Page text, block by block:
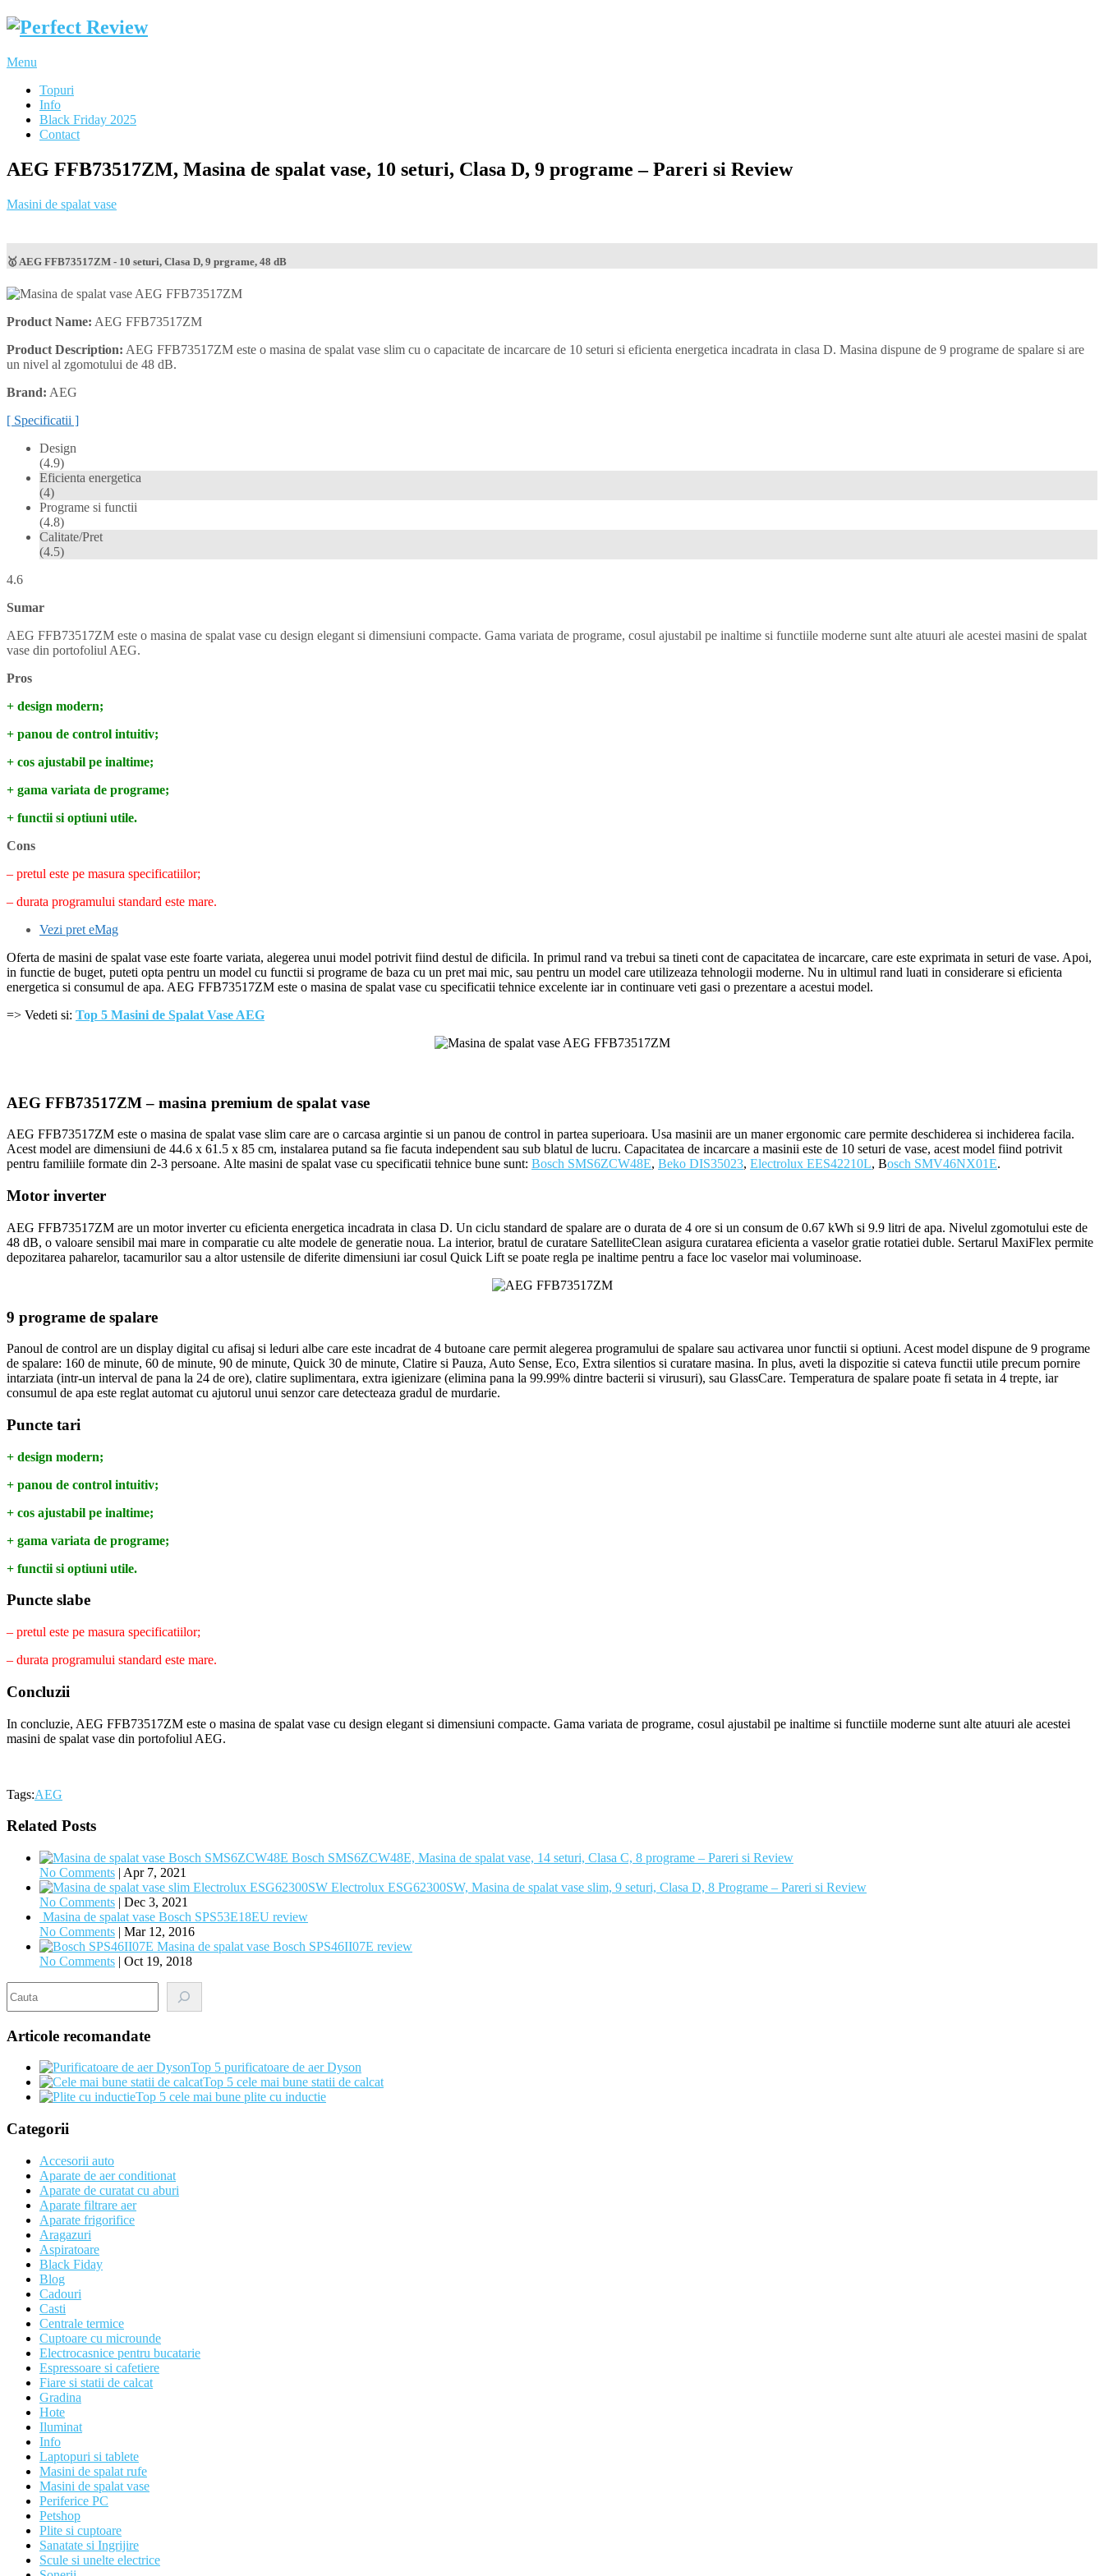
Menu
Topuri
Info
Black Friday 2025
Contact
AEG FFB73517ZM, Masina de spalat vase, 10 seturi, Clasa D, 9 programe – Pareri si Review
Masini de spalat vase
🥇 AEG FFB73517ZM - 10 seturi, Clasa D, 9 prgrame, 48 dB
Product Name: AEG FFB73517ZM
Product Description: AEG FFB73517ZM este o masina de spalat vase slim cu o capacitate de incarcare de 10 seturi si eficienta energetica incadrata in clasa D. Masina dispune de 9 programe de spalare si are
un nivel al zgomotului de 48 dB.
Brand: AEG
[ Specificatii ]
Design
(4.9)
Eficienta energetica
(4)
Programe si functii
(4.8)
Calitate/Pret
(4.5)
4.6
Sumar
AEG FFB73517ZM este o masina de spalat vase cu design elegant si dimensiuni compacte. Gama variata de programe, cosul ajustabil pe inaltime si functiile moderne sunt alte atuuri ale acestei masini de spalat
vase din portofoliul AEG.
Pros
+ design modern;
+ panou de control intuitiv;
+ cos ajustabil pe inaltime;
+ gama variata de programe;
+ functii si optiuni utile.
Cons
– pretul este pe masura specificatiilor;
– durata programului standard este mare.
Vezi pret eMag
Oferta de masini de spalat vase este foarte variata, alegerea unui model potrivit fiind destul de dificila. In primul rand va trebui sa tineti cont de capacitatea de incarcare, care este exprimata in seturi de vase. Apoi,
in functie de buget, puteti opta pentru un model cu functii si programe de baza cu un pret mai mic, sau pentru un model care utilizeaza tehnologii moderne. Nu in ultimul rand luati in considerare si eficienta
energetica si consumul de apa. AEG FFB73517ZM este o masina de spalat vase cu specificatii tehnice excelente iar in continuare veti gasi o prezentare a acestui model.
=> Vedeti si: Top 5 Masini de Spalat Vase AEG
AEG FFB73517ZM – masina premium de spalat vase
AEG FFB73517ZM este o masina de spalat vase slim care are o carcasa argintie si un panou de control in partea superioara. Usa masinii are un maner ergonomic care permite deschiderea si inchiderea facila.
Acest model are dimensiuni de 44.6 x 61.5 x 85 cm, instalarea putand sa fie facuta independent sau sub blatul de lucru. Capacitatea de incarcare a masinii este de 10 seturi de vase, acest model fiind potrivit
pentru familiile formate din 2-3 persoane. Alte masini de spalat vase cu specificatii tehnice bune sunt: Bosch SMS6ZCW48E, Beko DIS35023, Electrolux EES42210L, Bosch SMV46NX01E.
Motor inverter
AEG FFB73517ZM are un motor inverter cu eficienta energetica incadrata in clasa D. Un ciclu standard de spalare are o durata de 4 ore si un consum de 0.67 kWh si 9.9 litri de apa. Nivelul zgomotului este de
48 dB, o valoare sensibil mai mare in comparatie cu alte modele de generatie noua. La interior, bratul de curatare SatelliteClean asigura curatarea eficienta a vaselor gratie rotatiei duble. Sertarul MaxiFlex permite
depozitarea paharelor, tacamurilor sau a altor ustensile de diferite dimensiuni iar cosul Quick Lift se poate regla pe inaltime pentru a face loc vaselor mai voluminoase.
9 programe de spalare
Panoul de control are un display digital cu afisaj si leduri albe care este incadrat de 4 butoane care permit alegerea programului de spalare sau activarea unor functii si optiuni. Acest model dispune de 9 programe
de spalare: 160 de minute, 60 de minute, 90 de minute, Quick 30 de minute, Clatire si Pauza, Auto Sense, Eco, Extra silentios si curatare masina. In plus, aveti la dispozitie si cateva functii utile precum pornire
intarziata (intr-un interval de pana la 24 de ore), clatire suplimentara, extra igienizare (elimina pana la 99.99% dintre bacterii si virusuri), sau GlassCare. Temperatura de spalare poate fi setata in 4 trepte, iar
consumul de apa este reglat automat cu ajutorul unui senzor care detecteaza gradul de murdarie.
Puncte tari
+ design modern;
+ panou de control intuitiv;
+ cos ajustabil pe inaltime;
+ gama variata de programe;
+ functii si optiuni utile.
Puncte slabe
– pretul este pe masura specificatiilor;
– durata programului standard este mare.
Concluzii
In concluzie, AEG FFB73517ZM este o masina de spalat vase cu design elegant si dimensiuni compacte. Gama variata de programe, cosul ajustabil pe inaltime si functiile moderne sunt alte atuuri ale acestei
masini de spalat vase din portofoliul AEG.
Tags:AEG
Related Posts
Bosch SMS6ZCW48E, Masina de spalat vase, 14 seturi, Clasa C, 8 programe – Pareri si Review
No Comments | Apr 7, 2021
Electrolux ESG62300SW, Masina de spalat vase slim, 9 seturi, Clasa D, 8 Programe – Pareri si Review
No Comments | Dec 3, 2021
Masina de spalat vase Bosch SPS53E18EU review
No Comments | Mar 12, 2016
Masina de spalat vase Bosch SPS46II07E review
No Comments | Oct 19, 2018
Articole recomandate
Top 5 purificatoare de aer Dyson
Top 5 cele mai bune statii de calcat
Top 5 cele mai bune plite cu inductie
Categorii
Accesorii auto
Aparate de aer conditionat
Aparate de curatat cu aburi
Aparate filtrare aer
Aparate frigorifice
Aragazuri
Aspiratoare
Black Fiday
Blog
Cadouri
Casti
Centrale termice
Cuptoare cu microunde
Electrocasnice pentru bucatarie
Espressoare si cafetiere
Fiare si statii de calcat
Gradina
Hote
Iluminat
Info
Laptopuri si tablete
Masini de spalat rufe
Masini de spalat vase
Periferice PC
Petshop
Plite si cuptoare
Sanatate si Ingrijire
Scule si unelte electrice